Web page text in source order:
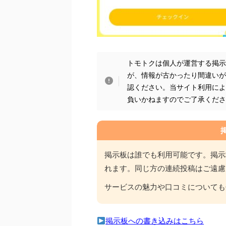
トモトクは個人が運営する掲
が、情報が古かったり間違い
認ください。当サイト利用に
負いかねますのでご了承くだ
掲示板は誰でも利用可能です。掲
れます。同じ方の連続投稿はご遠
サービスの魅力や口コミについて
掲示板への書き込みはこちら